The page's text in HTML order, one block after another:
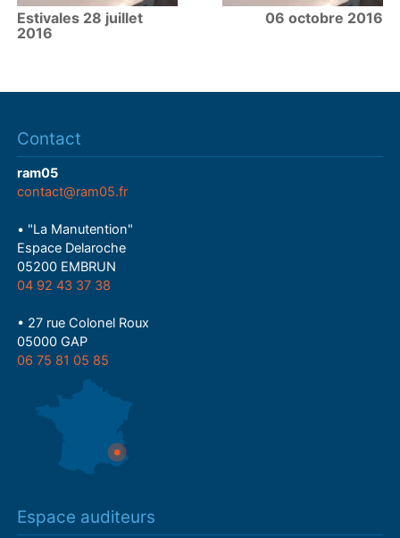
Estivales 28 juillet
2016
06 octobre 2016
Contact
ram05
contact@ram05.fr
• "La Manutention"
Espace Delaroche
05200 EMBRUN
04 92 43 37 38
• 27 rue Colonel Roux
05000 GAP
06 75 81 05 85
Espace auditeurs